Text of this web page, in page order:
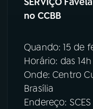
no CCBB
Quando: 15 de
Horário: das
Onde: Centro
Brasília
Endereço: